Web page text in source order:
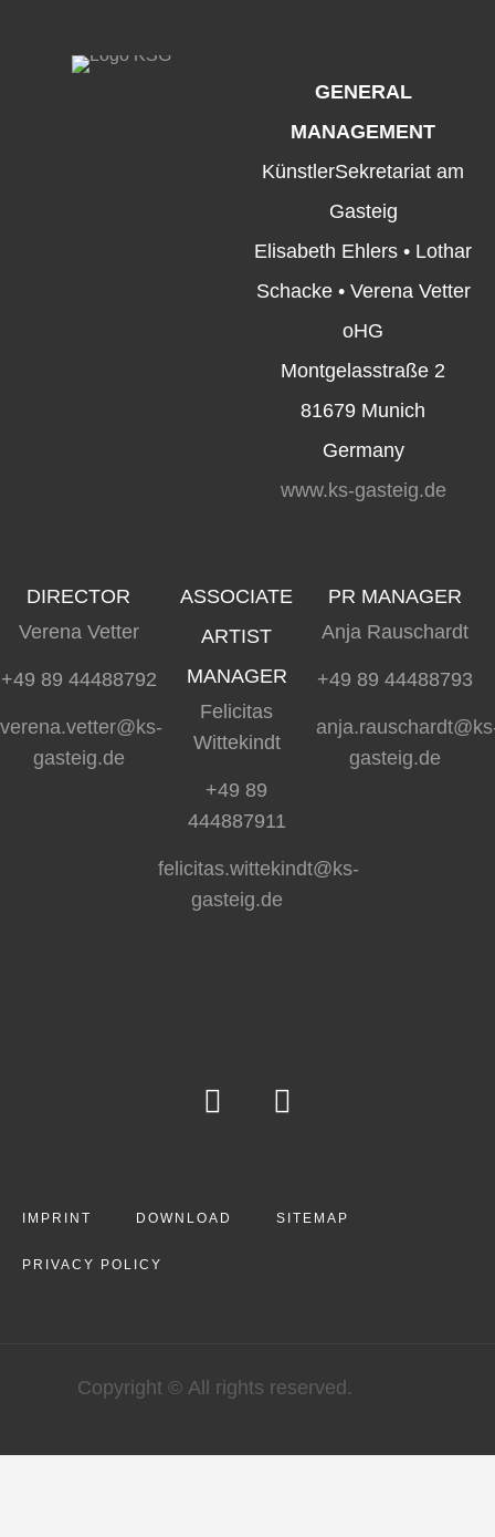
GENERAL
MANAGEMENT
KünstlerSekretariat am
Gasteig
Elisabeth Ehlers • Lothar
Schacke • Verena Vetter
oHG
Montgelasstraße 2
81679 Munich
Germany
www.ks-gasteig.de
DIRECTOR
Verena Vetter
+49 89 44488792
verena.vetter@ks-
gasteig.de
ASSOCIATE
ARTIST
MANAGER
Felicitas
Wittekindt
+49 89
444887911
felicitas.wittekindt@ks-
gasteig.de
PR MANAGER
Anja Rauschardt
+49 89 44488793
gasteig.de
IMPRINT DOWNLOAD SITEMAP
PRIVACY POLICY
Copyright © All rights reserved.